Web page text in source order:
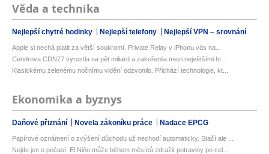
Věda a technika
Nejlepší chytré hodinky Nejlepší telefony Nejlepší VPN – srovnání
Apple si nechá platit za větší soukromí. Private Relay v iPhonu vás na...
Cendrova CDN77 vyrostla na pět miliard a zakořenila mezi největšími hr...
Klasickému zelenému nočnímu vidění odzvonilo. Přichází technologie, kt...
Ekonomika a byznys
Daňové přiznání Novela zákoníku práce Nadace EPCG
Papírové oznámení o zvýšení důchodu už nechodí automaticky. Stačí ale ...
Nejde jen o počasí. El Niňo může během měsíců zdražit potraviny po cel...